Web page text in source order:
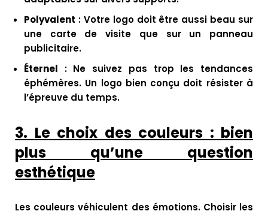
Polyvalent : Votre logo doit être aussi beau sur
une carte de visite que sur un panneau
publicitaire.
Éternel : Ne suivez pas trop les tendances
éphémères. Un logo bien conçu doit résister à
l’épreuve du temps.
3. Le choix des couleurs : bien
plus qu’une question
esthétique
Les couleurs véhiculent des émotions. Choisir les